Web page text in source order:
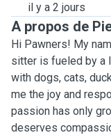
il y a 2 jours
A propos de
Hi Pawners! My
sitter is fueled by a
with dogs, cats,
me the joy and
passion has only
deserves